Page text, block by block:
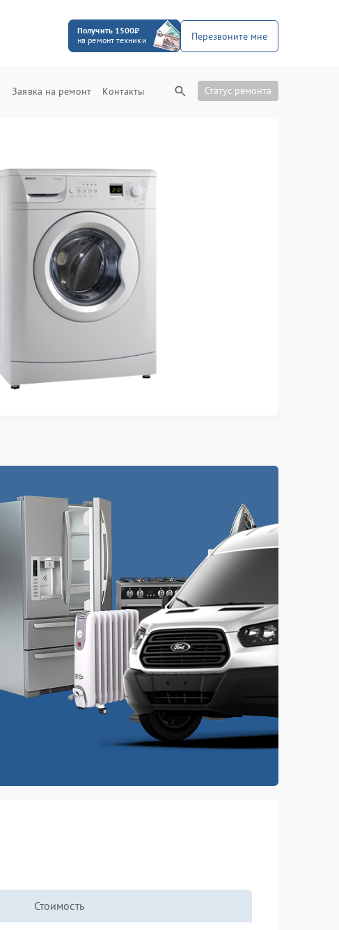
Получить 1500₽
на ремонт техники
Перезвоните мне
Заявка на ремонт Контакты Статус ремонта
Стоимость